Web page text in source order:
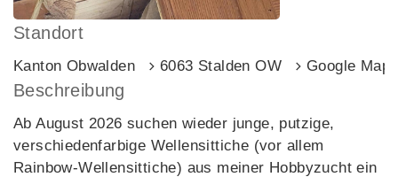
Standort
Kanton Obwalden 6063 Stalden OW Google Maps
Beschreibung
Ab August 2026 suchen wieder junge, putzige,
verschiedenfarbige Wellensittiche (vor allem
Rainbow-Wellensittiche) aus meiner Hobbyzucht ein